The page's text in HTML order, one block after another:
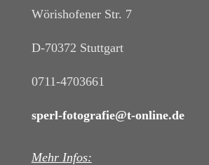
Wörishofener Str. 7
D-70372 Stuttgart
0711-4703661
sperl-fotografie@t-online.de
Mehr Infos: